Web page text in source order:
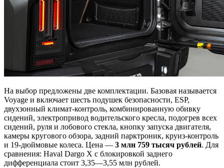
На выбор предложены две комплектации. Базовая называется
Voyage и включает шесть подушек безопасности, ESP,
двухзонный климат-контроль, комбинированную обивку
сидений, электропривод водительского кресла, подогрев всех
сидений, руля и лобового стекла, кнопку запуска двигателя,
камеры кругового обзора, задний парктроник, круиз-контроль
и 19-дюймовые колеса. Цена — 3 млн 759 тысяч рублей. Для
сравнения: Haval Dargo X с блокировкой заднего
дифференциала стоит 3,35—3,55 млн рублей.